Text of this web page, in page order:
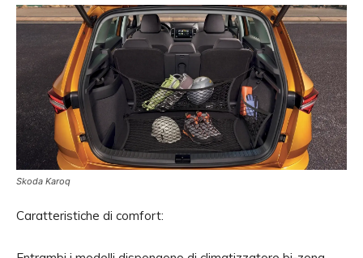
Skoda Karoq
Caratteristiche di comfort: